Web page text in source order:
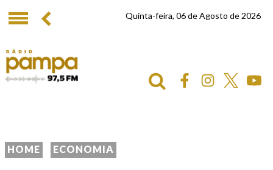
Quinta-feira, 06 de Agosto de 2026
HOME ECONOMIA